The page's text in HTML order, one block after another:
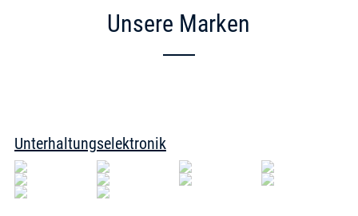
Unsere Marken
Unterhaltungselektronik